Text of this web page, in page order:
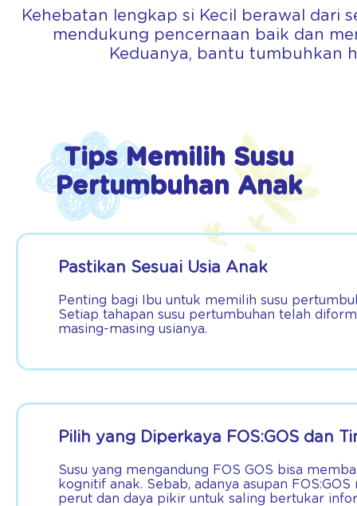
Kehebatan lengkap si Kecil berawal dari
mendukung pencernaan baik dan
Keduanya, bantu tumbuhkan
Tips Memilih Susu
Pertumbuhan Anak
Pastikan Sesuai Usia Anak
Penting bagi Ibu untuk memilih susu
Setiap tahapan susu pertumbuhan telah
masing-masing usianya.
Pilih yang Diperkaya FOS:GOS dan
Susu yang mengandung FOS GOS bisa
kognitif anak. Sebab, adanya asupan
perut dan daya pikir untuk saling bertukar